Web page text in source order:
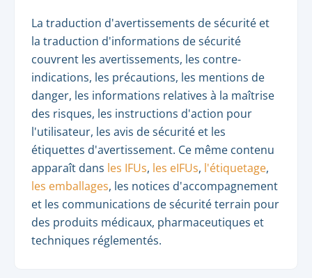
La traduction d'avertissements de sécurité et
la traduction d'informations de sécurité
couvrent les avertissements, les contre-
indications, les précautions, les mentions de
danger, les informations relatives à la maîtrise
des risques, les instructions d'action pour
l'utilisateur, les avis de sécurité et les
étiquettes d'avertissement. Ce même contenu
apparaît dans les IFUs, les eIFUs, l'étiquetage,
les emballages, les notices d'accompagnement
et les communications de sécurité terrain pour
des produits médicaux, pharmaceutiques et
techniques réglementés.